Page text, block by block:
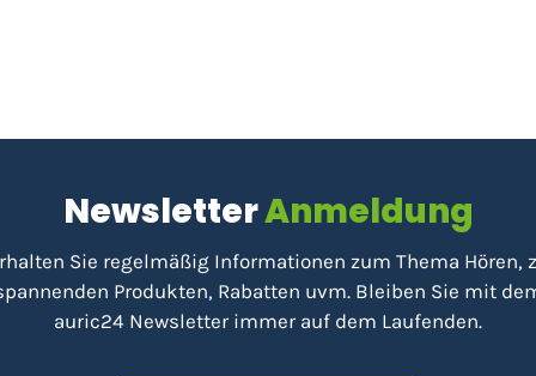
NewsletterAnmeldung
Sie regelmäßig Informationen zum Thema Hören,
Produkten, Rabatten uvm. Bleiben Sie mit
auric24 Newsletter immer auf dem Laufenden.